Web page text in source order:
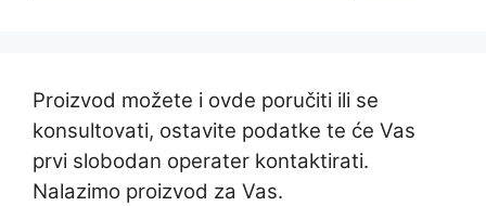
Proizvod možete i ovde poručiti ili se
konsultovati, ostavite podatke te će Vas
prvi slobodan operater kontaktirati.
Nalazimo proizvod za Vas.